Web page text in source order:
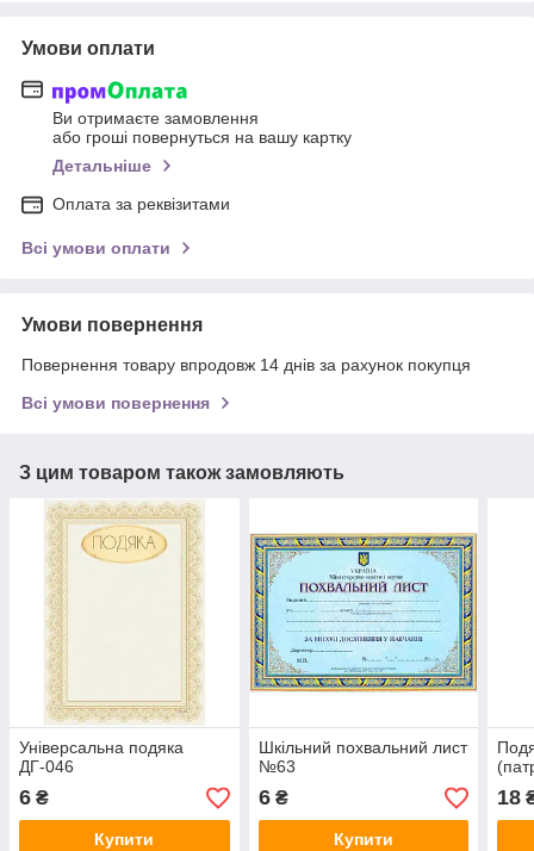
Умови оплати
Ви отримаєте замовлення
або гроші повернуться на вашу картку
Детальніше
Оплата за реквізитами
Всі умови оплати
Умови повернення
Повернення товару впродовж 14 днів за рахунок покупця
Всі умови повернення
З цим товаром також замовляють
Універсальна подяка
ДГ-046
6 ₴
Купити
Шкільний похвальний лист
№63
6₴
Купити
18